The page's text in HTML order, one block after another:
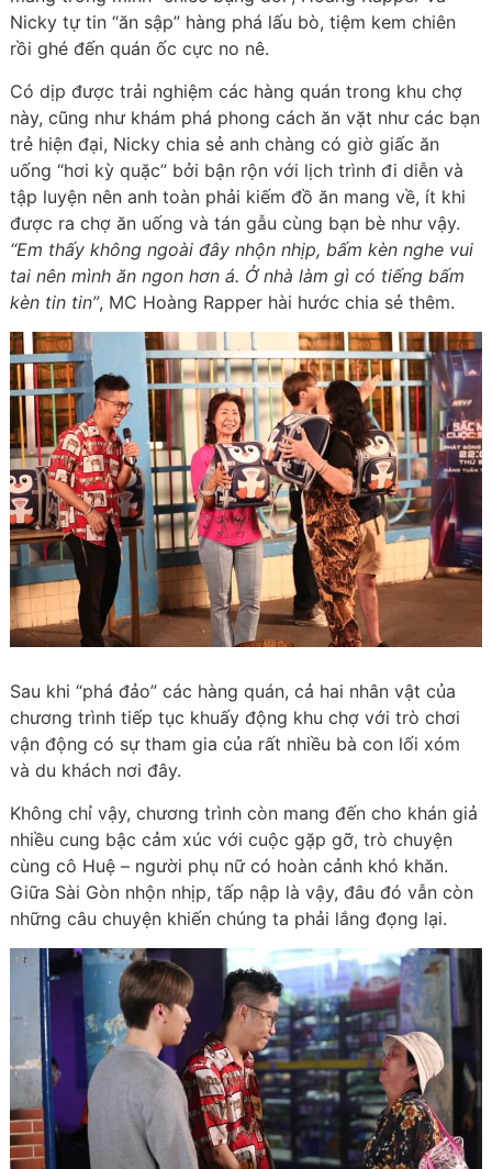
Nicky tự tin “ăn sập” hàng phá lấu bò, tiệm kem chiên
rồi ghé đến quán ốc cực no nê.
Có dịp được trải nghiệm các hàng quán trong khu chợ
này, cũng như khám phá phong cách ăn vặt như các bạn
trẻ hiện đại, Nicky chia sẻ anh chàng có giờ giấc ăn
uống “hơi kỳ quặc” bởi bận rộn với lịch trình đi diễn và
tập luyện nên anh toàn phải kiếm đồ ăn mang về, ít khi
được ra chợ ăn uống và tán gẫu cùng bạn bè như vậy.
“Em thấy không ngoài đây nhộn nhịp, bấm kèn nghe vui
tai nên mình ăn ngon hơn á. Ở nhà làm gì có tiếng bấm
kèn tin tin”, MC Hoàng Rapper hài hước chia sẻ thêm.
Sau khi “phá đảo” các hàng quán, cả hai nhân vật của
chương trình tiếp tục khuấy động khu chợ với trò chơi
vận động có sự tham gia của rất nhiều bà con lối xóm
và du khách nơi đây.
Không chỉ vậy, chương trình còn mang đến cho khán giả
nhiều cung bậc cảm xúc với cuộc gặp gỡ, trò chuyện
cùng cô Huệ – người phụ nữ có hoàn cảnh khó khăn.
Giữa Sài Gòn nhộn nhịp, tấp nập là vậy, đâu đó vẫn còn
những câu chuyện khiến chúng ta phải lắng đọng lại.